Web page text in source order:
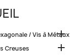
/ Vis à Métaux

Creuses 